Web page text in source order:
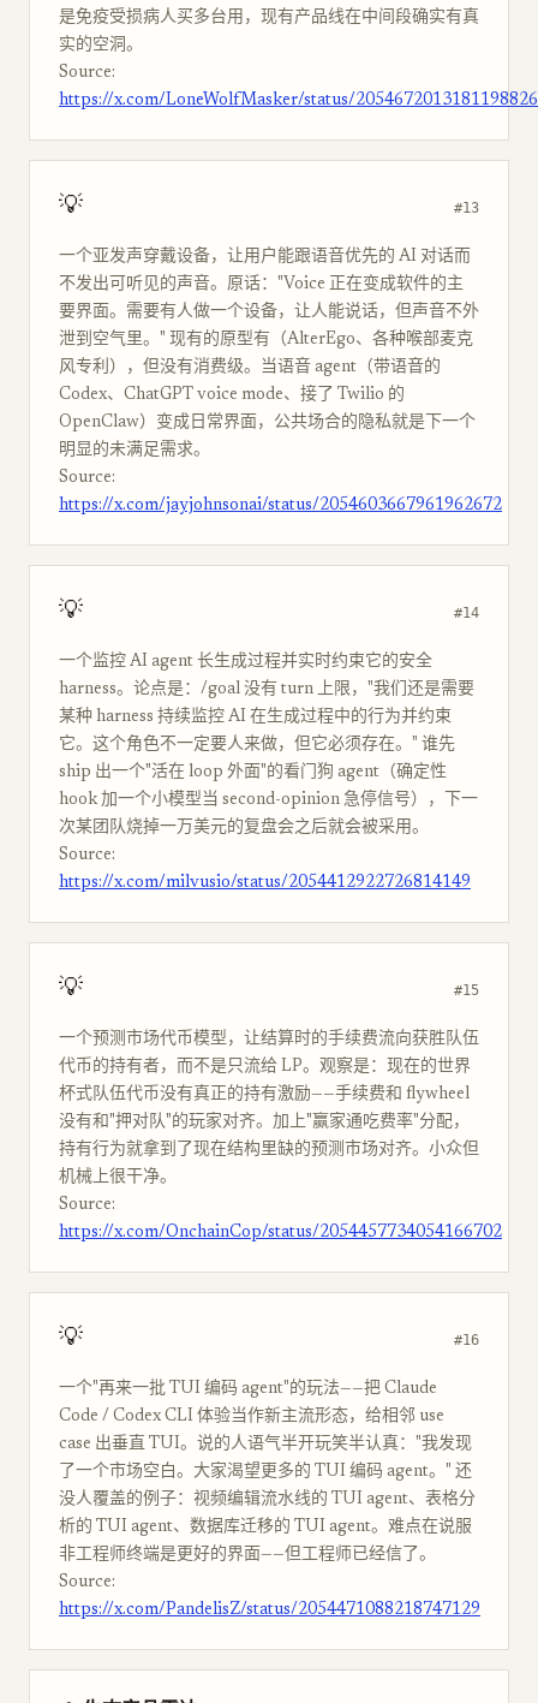
是免疫受损病人买多台用，现有产品线在中间段确实有真
实的空洞。
Source:
https://x.com/LoneWolfMasker/status/2054672013181198826
💡 #13
一个亚发声穿戴设备，让用户能跟语音优先的 AI 对话而
不发出可听见的声音。原话："Voice 正在变成软件的主
要界面。需要有人做一个设备，让人能说话，但声音不外
泄到空气里。" 现有的原型有（AlterEgo、各种喉部麦克
风专利），但没有消费级。当语音 agent（带语音的
Codex、ChatGPT voice mode、接了 Twilio 的
OpenClaw）变成日常界面，公共场合的隐私就是下一个
明显的未满足需求。
Source:
https://x.com/jayjohnsonai/status/2054603667961962672
💡 #14
一个监控 AI agent 长生成过程并实时约束它的安全
harness。论点是：/goal 没有 turn 上限，"我们还是需要
某种 harness 持续监控 AI 在生成过程中的行为并约束
它。这个角色不一定要人来做，但它必须存在。" 谁先
ship 出一个"活在 loop 外面"的看门狗 agent（确定性
hook 加一个小模型当 second-opinion 急停信号），下一
次某团队烧掉一万美元的复盘会之后就会被采用。
Source:
https://x.com/milvusio/status/2054412922726814149
💡 #15
一个预测市场代币模型，让结算时的手续费流向获胜队伍
代币的持有者，而不是只流给 LP。观察是：现在的世界
杯式队伍代币没有真正的持有激励——手续费和 flywheel
没有和"押对队"的玩家对齐。加上"赢家通吃费率"分配，
持有行为就拿到了现在结构里缺的预测市场对齐。小众但
机械上很干净。
Source:
https://x.com/OnchainCop/status/2054457734054166702
💡 #16
一个"再来一批 TUI 编码 agent"的玩法——把 Claude
Code / Codex CLI 体验当作新主流形态，给相邻 use
case 出垂直 TUI。说的人语气半开玩笑半认真："我发现
了一个市场空白。大家渴望更多的 TUI 编码 agent。" 还
没人覆盖的例子：视频编辑流水线的 TUI agent、表格分
析的 TUI agent、数据库迁移的 TUI agent。难点在说服
非工程师终端是更好的界面——但工程师已经信了。
Source:
https://x.com/PandelisZ/status/2054471088218747129